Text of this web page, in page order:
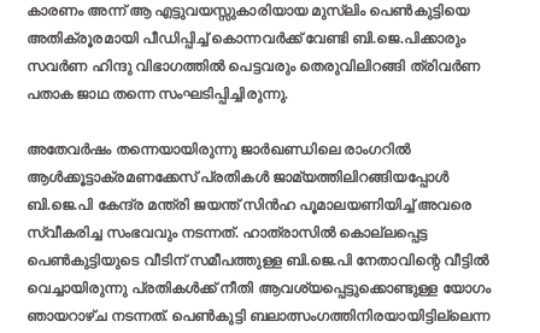
കാരണം അന്ന് ആ എട്ടുവയസ്സുകാരിയായ മുസ്ലിം പെണ്‍കുട്ടിയെ
അതിക്രൂരമായി പീഡിപ്പിച്ച് കൊന്നവര്‍ക്ക് വേണ്ടി ബി.ജെ.പിക്കാരും
സവര്‍ണ ഹിന്ദു വിഭാഗത്തില്‍ പെട്ടവരും തെരുവിലിറങ്ങി ത്രിവര്‍ണ
പതാക ജാഥ തന്നെ സംഘടിപ്പിച്ചിരുന്നു.
അതേവര്‍ഷം തന്നെയായിരുന്നു ജാര്‍ഖണ്ഡിലെ രാംഗറില്‍
ആള്‍ക്കൂട്ടാക്രമണക്കേസ് പ്രതികള്‍ ജാമ്യത്തിലിറങ്ങിയപ്പോള്‍
ബി.ജെ.പി കേന്ദ്ര മന്ത്രി ജയന്ത് സിന്‍ഹ പൂമാലയണിയിച്ച് അവരെ
സ്വീകരിച്ച സംഭവവും നടന്നത്. ഹാത്രാസില്‍ കൊല്ലപ്പെട്ട
പെണ്‍കുട്ടിയുടെ വീടിന് സമീപത്തുള്ള ബി.ജെ.പി നേതാവിന്റെ വീട്ടില്‍
വെച്ചായിരുന്നു പ്രതികള്‍ക്ക് നീതി ആവശ്യപ്പെട്ടുക്കൊണ്ടുള്ള യോഗം
ഞായറാഴ്ച നടന്നത്. പെണ്‍കുട്ടി ബലാത്സംഗത്തിനിരയായിട്ടില്ലെന്ന